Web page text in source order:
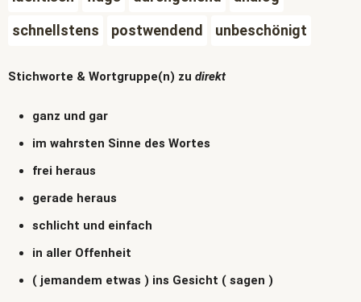
schnellstens
postwendend unbeschönigt
Stichworte & Wortgruppe(n) zu direkt
ganz und gar
im wahrsten Sinne des Wortes
frei heraus
gerade heraus
schlicht und einfach
in aller Offenheit
( jemandem etwas ) ins Gesicht ( sagen )